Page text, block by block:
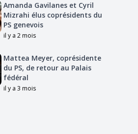
Amanda Gavilanes et Cyril
Mizrahi élus coprésidents du
PS genevois
il y a 2 mois
Mattea Meyer, coprésidente
du PS, de retour au Palais
fédéral
il y a 3 mois